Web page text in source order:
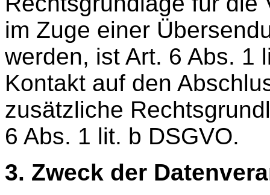
im Zuge einer
werden, ist Art. 6 Abs. 1
Kontakt auf den
zusätzliche
6 Abs. 1 lit. b DSGVO.
3. Zweck der